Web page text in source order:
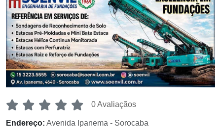
0 Avaliaçãos
Endereço: Avenida Ipanema - Sorocaba